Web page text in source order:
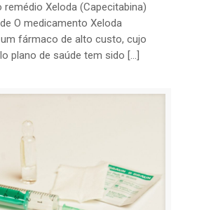
Xeloda (Capecitabina)
O medicamento Xeloda
fármaco de alto custo, cujo
plano de saúde tem sido […]